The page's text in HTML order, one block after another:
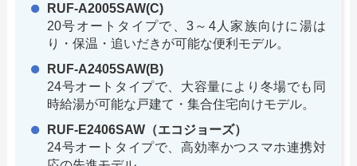
RUF-A2005SAW(C)
20号オートタイプで、3～4人家族向けに湯は
り・保温・追いだきが可能な便利モデル。
RUF-A2405SAW(B)
24号オートタイプで、大容量により冬場でも同
時給湯が可能な戸建て・集合住宅向けモデル。
RUF-E2406SAW（エコジョーズ）
24号オートタイプで、高効率かつスマホ連携対